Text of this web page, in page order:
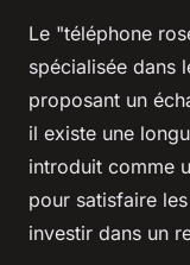
Le "téléphone
spécialisée dans
proposant un
il existe une
introduit comme
pour satisfaire
investir dans un